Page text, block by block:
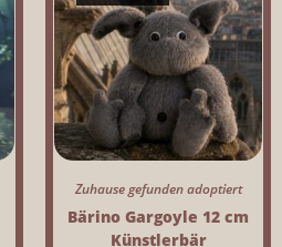
Zuhause gefunden adoptiert
Bärino Gargoyle 12 cm
Künstlerbär